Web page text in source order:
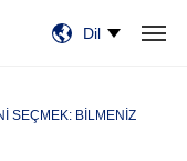
Dil
SEÇMEK: BILMENIZ